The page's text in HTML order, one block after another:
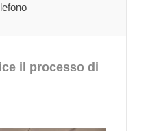
il processo di